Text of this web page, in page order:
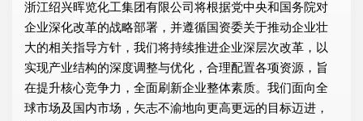
浙江绍兴晖览化工集团有限公司将根据党中央和国务院对
企业深化改革的战略部署，并遵循国资委关于推动企业壮
大的相关指导方针，我们将持续推进企业深层次改革，以
实现产业结构的深度调整与优化，合理配置各项资源，旨
在提升核心竞争力，全面刷新企业整体素质。我们面向全
球市场及国内市场，矢志不渝地向更高更远的目标迈进，